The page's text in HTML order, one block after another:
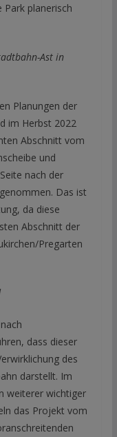
Park planerisch
Ast in
Planungen der
im Herbst 2022
Abschnitt vom
und
nach der
Das ist
da diese
Abschnitt der
Pregarten
dass dieser
des
darstellt. Im
weiterer wichtiger
das Projekt vom